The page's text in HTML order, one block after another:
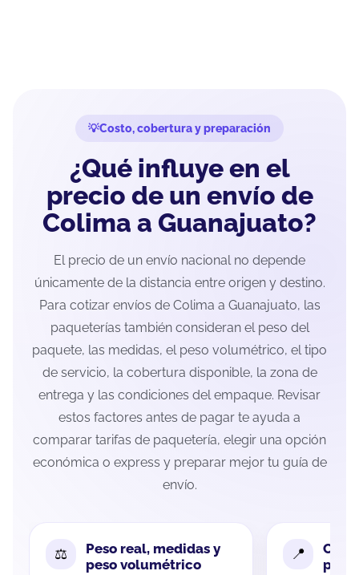
Costo, cobertura y preparación
¿Qué influye en el
precio de un envío de
Colima a Guanajuato?
El precio de un envío nacional no depende
únicamente de la distancia entre origen y destino.
Para cotizar envíos de Colima a Guanajuato, las
paqueterías también consideran el peso del
paquete, las medidas, el peso volumétrico, el tipo
de servicio, la cobertura disponible, la zona de
entrega y las condiciones del empaque. Revisar
estos factores antes de pagar te ayuda a
comparar tarifas de paquetería, elegir una opción
económica o express y preparar mejor tu guía de
envío.
Peso real, medidas y
peso volumétrico